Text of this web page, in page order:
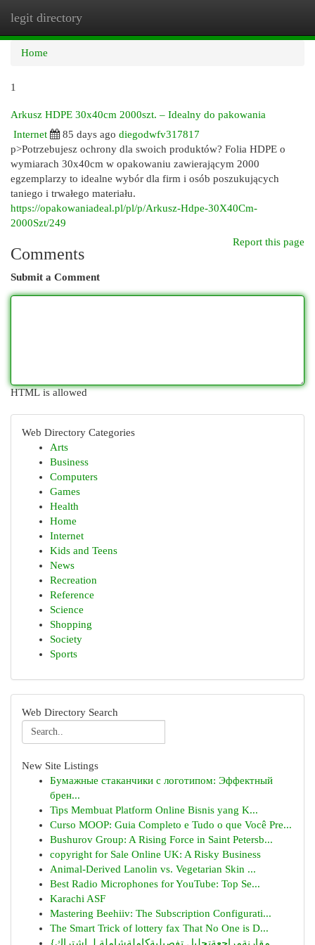
legit directory
Home
1
Arkusz HDPE 30x40cm 2000szt. – Idealny do pakowania
Internet
85 days ago diegodwfv317817
p>Potrzebujesz ochrony dla swoich produktów? Folia HDPE o
wymiarach 30x40cm w opakowaniu zawierającym 2000
egzemplarzy to idealne wybór dla firm i osób poszukujących
taniego i trwałego materiału.
https://opakowaniadeal.pl/pl/p/Arkusz-Hdpe-30X40Cm-
2000Szt/249
Report this page
Comments
Submit a Comment
HTML is allowed
Web Directory Categories
Arts
Business
Computers
Games
Health
Home
Internet
Kids and Teens
News
Recreation
Reference
Science
Shopping
Society
Sports
Web Directory Search
New Site Listings
Бумажные стаканчики с логотипом: Эффектный
брен...
Tips Membuat Platform Online Bisnis yang K...
Curso MOOP: Guia Completo e Tudo o que Você Pre...
Bushurov Group: A Rising Force in Saint Petersb...
copyright for Sale Online UK: A Risky Business
Animal-Derived Lanolin vs. Vegetarian Skin ...
Best Radio Microphones for YouTube: Top Se...
Karachi ASF
Mastering Beehiiv: The Subscription Configurati...
The Smart Trick of lottery fax That No One is D...